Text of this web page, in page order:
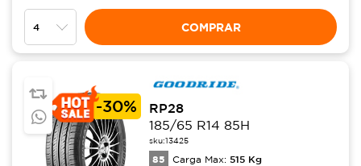
COMPRAR
-30%
RP28
185/65 R14 85H
sku:13425
85 Carga Max: 515 Kg